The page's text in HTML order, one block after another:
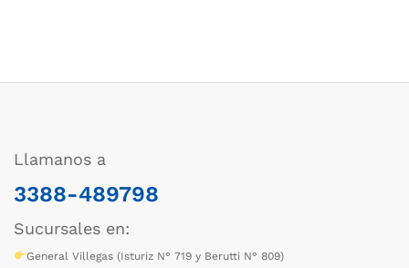
Llamanos a
3388-489798
Sucursales en:
General Villegas (Isturiz N° 719 y Berutti N° 809)